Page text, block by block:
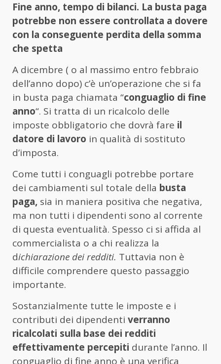
Fine anno, tempo di bilanci. La busta paga
potrebbe non essere controllata a dovere
con la conseguente perdita della somma
che spetta
A dicembre ( o al massimo entro febbraio
dell’anno dopo) c’è un’operazione che si fa
in busta paga chiamata “conguaglio di fine
anno“. Si tratta di un ricalcolo delle
imposte obbligatorio che dovrà fare il
datore di lavoro in qualità di sostituto
d’imposta.
Come tutti i conguagli potrebbe portare
dei cambiamenti sul totale della busta
paga, sia in maniera positiva che negativa,
ma non tutti i dipendenti sono al corrente
di questa eventualità. Spesso ci si affida al
commercialista o a chi realizza la
dichiarazione dei redditi. Tuttavia non è
difficile comprendere questo passaggio
importante.
Sostanzialmente tutte le imposte e i
contributi dei dipendenti verranno
ricalcolati sulla base dei redditi
effettivamente percepiti durante l’anno. Il
conguaglio di fine anno è una verifica